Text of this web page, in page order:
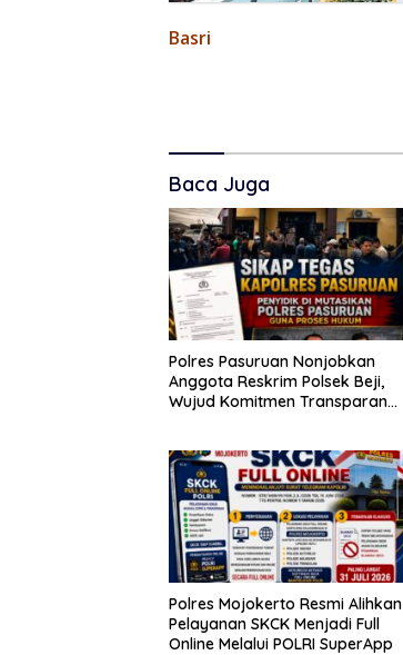
Basri
Baca Juga
Polres Pasuruan Nonjobkan
Anggota Reskrim Polsek Beji,
Wujud Komitmen Transparansi
Polres Mojokerto Resmi Alihkan
Pelayanan SKCK Menjadi Full
Online Melalui POLRI SuperApp